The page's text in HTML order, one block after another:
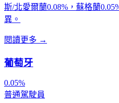
斯/北愛爾蘭0.08%，蘇格蘭
異。
閱讀更多 →
葡萄牙
0.05%
普通駕駛員